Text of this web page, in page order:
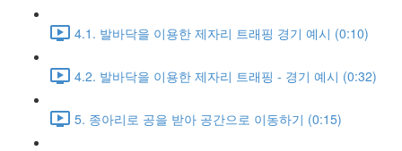
4.1. 발바닥을 이용한 제자리 트래핑 경기 예시 (0:10)
4.2. 발바닥을 이용한 제자리 트래핑 - 경기 예시 (0:32)
5. 종아리로 공을 받아 공간으로 이동하기 (0:15)